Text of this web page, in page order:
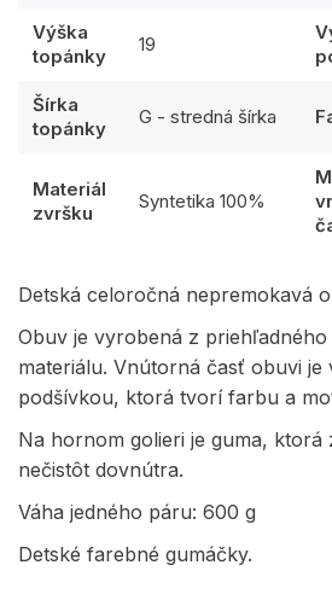
Výška
topánky
19
Šírka
topánky
G - stredná šírka
Materiál
zvršku
Syntetika 100%
Detská celoročná nepremokavá
Obuv je vyrobená z
materiálu. Vnútorná časť obuvi je
podšívkou, ktorá tvorí farbu a
Na hornom golieri je guma, ktorá
nečistôt dovnútra.
Váha jedného páru: 600 g
Detské farebné gumáčky.